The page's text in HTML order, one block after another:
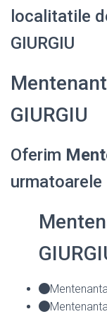
localitatile
GIURGIU
GIURGIU
Oferim